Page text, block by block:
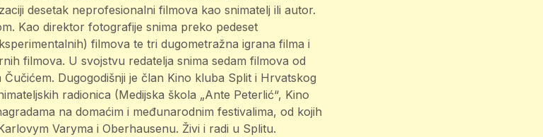
desetak neprofesionalni filmova kao snimatelj ili autor.
Kao direktor fotografije snima preko pedeset
filmova te tri dugometražna igrana filma i
filmova. U svojstvu redatelja snima sedam filmova od
Dugogodišnji je član Kino kluba Split i Hrvatskog
radionica (Medijska škola „Ante Peterlić“, Kino
na domaćim i međunarodnim festivalima, od kojih
Varyma i Oberhausenu. Živi i radi u Splitu.